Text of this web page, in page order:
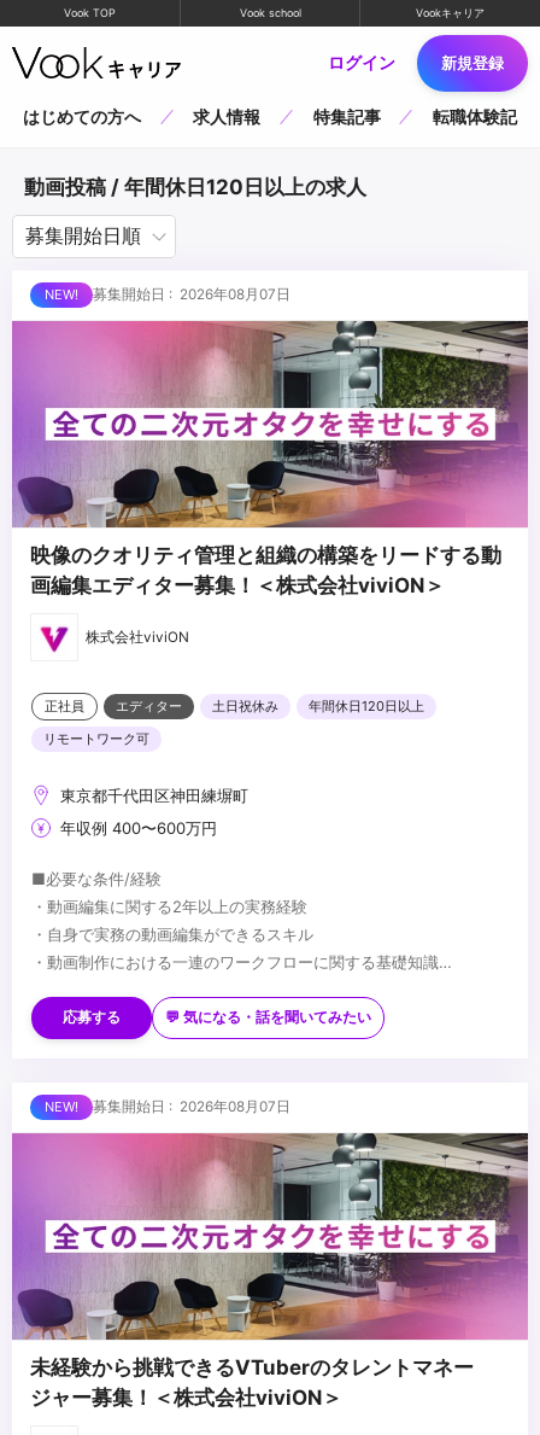
Vook TOP Vook school Vookキャリア
ログイン 新規登録
はじめての方へ 求人情報 特集記事 転職体験記
動画投稿 / 年間休日120日以上の求人
募集開始日 : 2026年08月07日
映像のクオリティ管理と組織の構築をリードする動
画編集エディター募集！＜株式会社viviON＞
株式会社viviON
正社員 エディター 土日祝休み
年間休日120日以上
リモートワーク可
東京都千代田区神田練塀町
年収例 400〜600万円
■必要な条件/経験
・動画編集に関する2年以上の実務経験
・自身で実務の動画編集ができるスキル
・動画制作における一連のワークフローに関する基礎知識
※ご応募の際は、ご自身のスキルがわかるポートフォリオ（実績リ
ンクやデモリールなど）の提出が必須となります。
・外部の個人クリエイターや制作会社への外注管理、進行管理の実
務経験
経験
・Adobe Illustrator、Photoshopを用いたグラフィックやテロップ
・若手メンバーに対する育成、技術指導の経験
・編集チームの進行管理、タスクアサインの経験
・制作体制、ワークフローの構築および改善経験
・コンテンツづくりに対して主体的に取り組める姿勢
・変化の多い環境でも柔軟に対応できる柔軟性
...
応募する 💬 気になる・話を聞いてみたい
募集開始日 : 2026年08月07日
未経験から挑戦できるVTuberのタレントマネー
ジャー募集！＜株式会社viviON＞